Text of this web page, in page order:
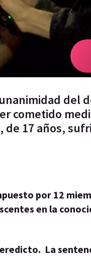
del
cometido
17 años,
por 12
en la
La